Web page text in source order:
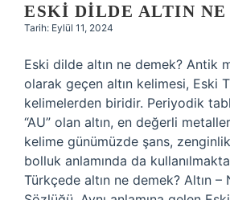
ESKI DILDE ALTIN
Tarih: Eylül 11, 2024
Eski dilde altın ne demek? Antik
olarak geçen altın kelimesi, Eski
kelimelerden biridir. Periyodik
“AU” olan altın, en değerli
kelime günümüzde şans,
bolluk anlamında da
Türkçede altın ne demek? Altın –